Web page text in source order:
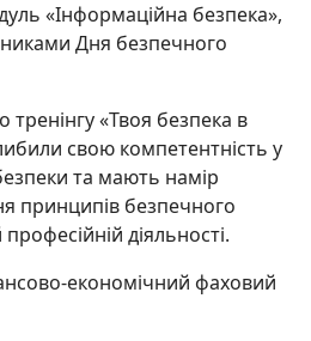
«Інформаційна безпека»,
Дня безпечного
«Твоя безпека в
свою компетентність у
та мають намір
принципів безпечного
діяльності.
економічний фаховий